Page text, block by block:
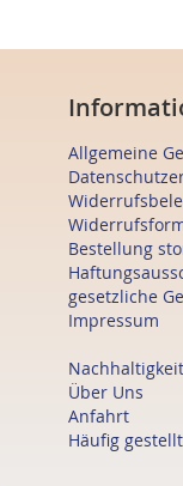
Allgemeine
Bestellung
gesetzliche
Impressum
Nachhaltigkeit
Über Uns
Anfahrt
Häufig